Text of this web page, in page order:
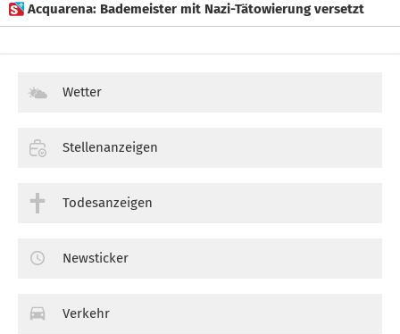
 Acquarena: Bademeister mit Nazi-Tätowierung versetzt
Wetter
Stellenanzeigen
Todesanzeigen
Newsticker
Verkehr